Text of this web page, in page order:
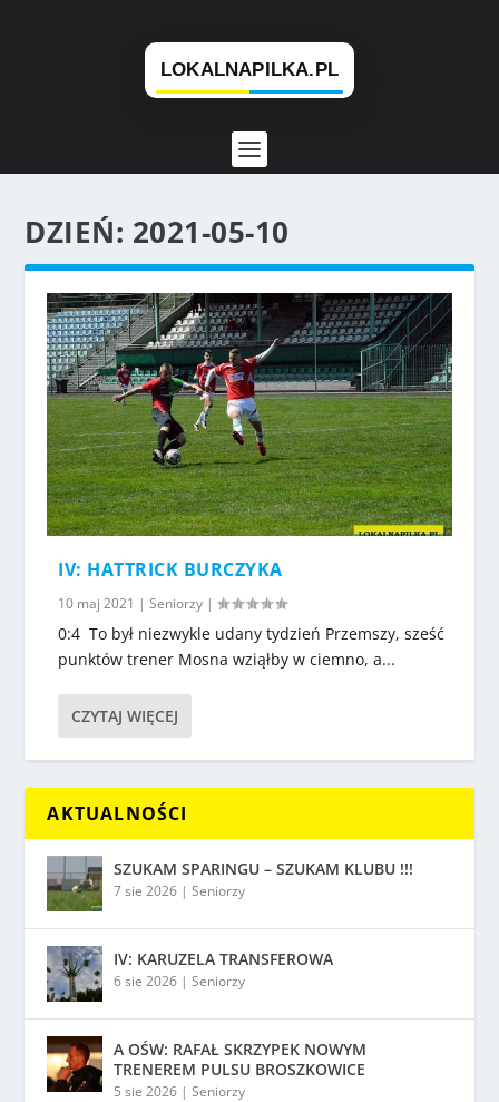
DZIEŃ: 2021-05-10
IV: HATTRICK BURCZYKA
10 maj 2021 |Seniorzy |
0:4 To był niezwykle udany tydzień Przemszy, sześć
punktów trener Mosna wziąłby w ciemno, a...
CZYTAJ WIĘCEJ
AKTUALNOŚCI
SZUKAM SPARINGU – SZUKAM KLUBU !!!
7 sie 2026 |Seniorzy
IV: KARUZELA TRANSFEROWA
6 sie 2026 |Seniorzy
A OŚW: RAFAŁ SKRZYPEK NOWYM
TRENEREM PULSU BROSZKOWICE
5 sie 2026 |Seniorzy